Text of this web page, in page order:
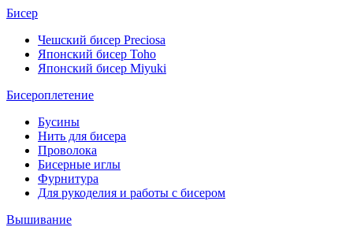
Бисер
Чешский бисер Preciosa
Японский бисер Toho
Японский бисер Miyuki
Бисероплетение
Бусины
Нить для бисера
Проволока
Бисерные иглы
Фурнитура
Для рукоделия и работы с бисером
Вышивание